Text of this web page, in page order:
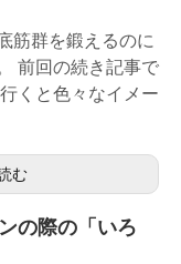
筋群を鍛えるのに
前回の続き記事で
くと色々なイメー
む
の際の「いろ